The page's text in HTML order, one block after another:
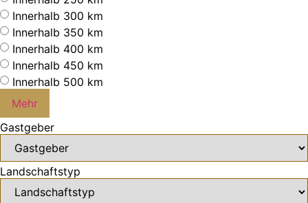
Innerhalb 300 km
Innerhalb 350 km
Innerhalb 400 km
Innerhalb 450 km
Innerhalb 500 km
Mehr
Gastgeber
Landschaftstyp